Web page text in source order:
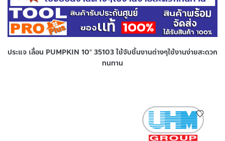
ประแจ เลื่อน PUMPKIN 10″ 35103 ใช้จับชิ้นงานต่างๆใช้งานง่ายสะดวก
ทนทาน